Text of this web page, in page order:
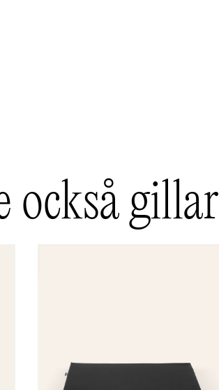
också gillar